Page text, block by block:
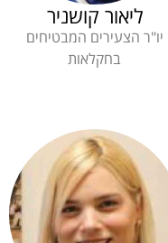
ליאור קושניר
יו"ר הצעירים המבטיחים
בחקלאות